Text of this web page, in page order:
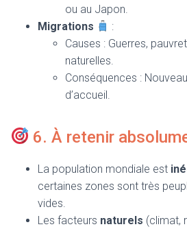
ou au Japon.
Migrations
:
Causes : Guerres,
naturelles.
Conséquences :
d’accueil.
6. À retenir
La population mondiale est
certaines zones sont très
vides.
Les facteurs naturels (climat,